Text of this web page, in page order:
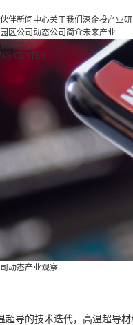
伴
区
户
协会
新闻中心
公司动态
产业观察
关于我们
公司简介
人力资源
深企投产业
未来产业
新一代信息基
施
新一代智能
半导体与集
新型元器件
航空航天
新能源
新能源汽车
生物医药
现代消费
新闻中心
CENTER
动态产业观察
导的技术迭代，高温超导